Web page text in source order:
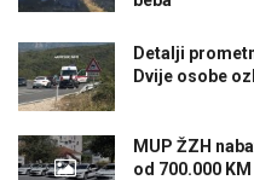
Detalji
Dvije osobe
MUP ŽZH
od 700.000 KM